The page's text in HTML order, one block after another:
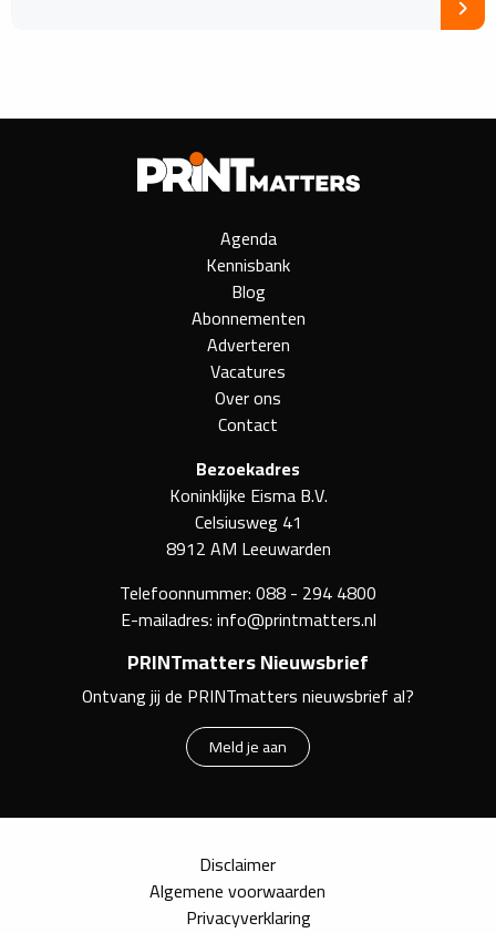
Agenda
Kennisbank
Blog
Abonnementen
Adverteren
Vacatures
Over ons
Contact
Bezoekadres
Koninklijke Eisma B.V.
Celsiusweg 41
8912 AM Leeuwarden
Telefoonnummer:088 - 294 4800
E-mailadres:info@printmatters.nl
PRINTmatters Nieuwsbrief
Ontvang jij de PRINTmatters nieuwsbrief al?
Meld je aan
Disclaimer
Algemene voorwaarden
Privacyverklaring